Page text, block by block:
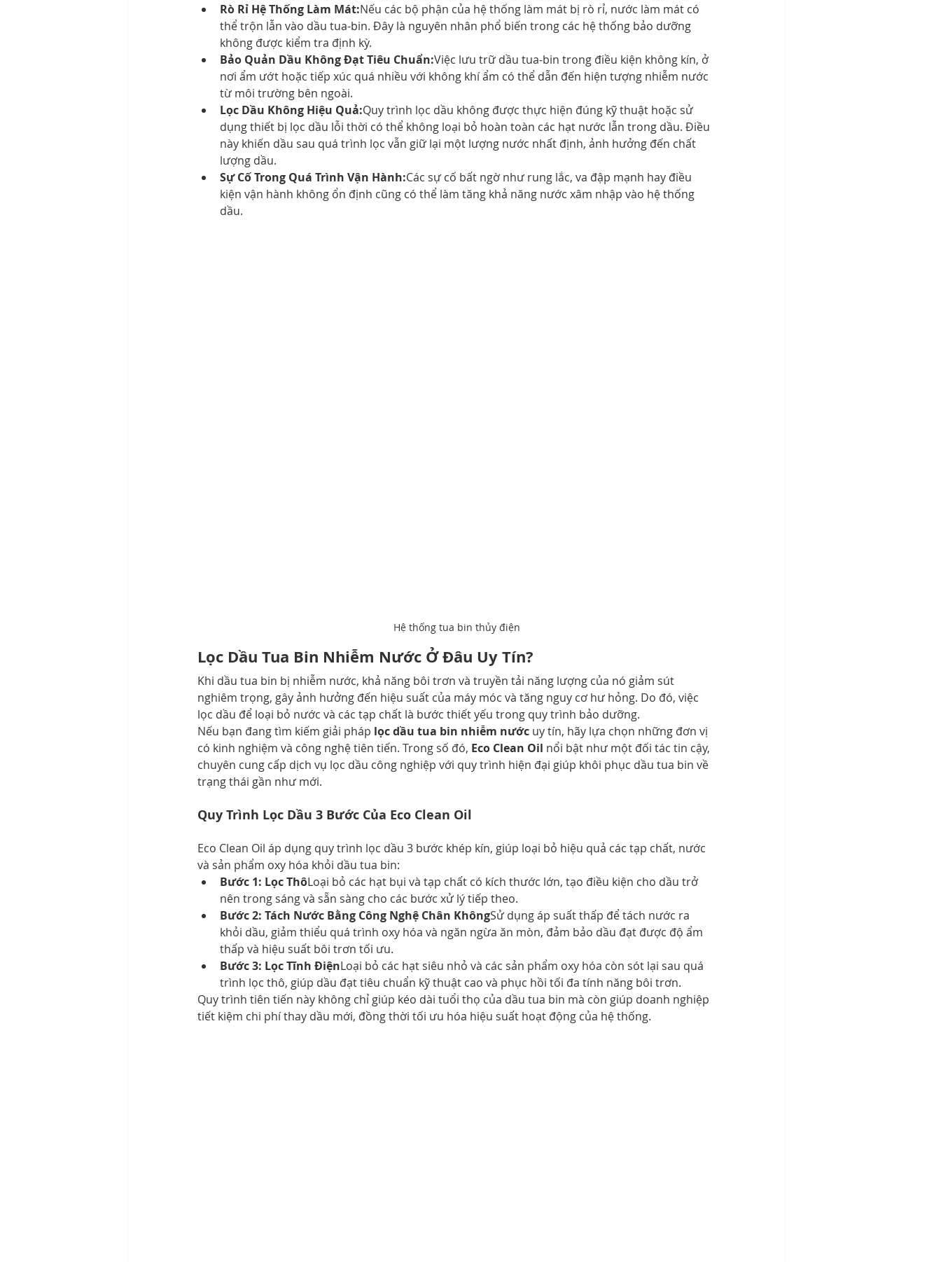
Rò Rỉ Hệ Thống Làm Mát:Nếu các bộ phận của hệ thống làm mát bị rò rỉ, nước làm mát có
thể trộn lẫn vào dầu tua-bin. Đây là nguyên nhân phổ biến trong các hệ thống bảo dưỡng
không được kiểm tra định kỳ.
Bảo Quản Dầu Không Đạt Tiêu Chuẩn:Việc lưu trữ dầu tua-bin trong điều kiện không kín, ở
nơi ẩm ướt hoặc tiếp xúc quá nhiều với không khí ẩm có thể dẫn đến hiện tượng nhiễm nước
từ môi trường bên ngoài.
Lọc Dầu Không Hiệu Quả:Quy trình lọc dầu không được thực hiện đúng kỹ thuật hoặc sử
dụng thiết bị lọc dầu lỗi thời có thể không loại bỏ hoàn toàn các hạt nước lẫn trong dầu. Điều
này khiến dầu sau quá trình lọc vẫn giữ lại một lượng nước nhất định, ảnh hưởng đến chất
lượng dầu.
Sự Cố Trong Quá Trình Vận Hành:Các sự cố bất ngờ như rung lắc, va đập mạnh hay điều
kiện vận hành không ổn định cũng có thể làm tăng khả năng nước xâm nhập vào hệ thống
dầu.
Hệ thống tua bin thủy điện
Lọc Dầu Tua Bin Nhiễm Nước Ở Đâu Uy Tín?
Khi dầu tua bin bị nhiễm nước, khả năng bôi trơn và truyền tải năng lượng của nó giảm sút
nghiêm trọng, gây ảnh hưởng đến hiệu suất của máy móc và tăng nguy cơ hư hỏng. Do đó, việc
lọc dầu để loại bỏ nước và các tạp chất là bước thiết yếu trong quy trình bảo dưỡng.
Nếu bạn đang tìm kiếm giải pháp lọc dầu tua bin nhiễm nước uy tín, hãy lựa chọn những đơn vị
có kinh nghiệm và công nghệ tiên tiến. Trong số đó, Eco Clean Oil nổi bật như một đối tác tin cậy,
chuyên cung cấp dịch vụ lọc dầu công nghiệp với quy trình hiện đại giúp khôi phục dầu tua bin về
trạng thái gần như mới.
Quy Trình Lọc Dầu 3 Bước Của Eco Clean Oil
Eco Clean Oil áp dụng quy trình lọc dầu 3 bước khép kín, giúp loại bỏ hiệu quả các tạp chất, nước
và sản phẩm oxy hóa khỏi dầu tua bin:
Bước 1: Lọc ThôLoại bỏ các hạt bụi và tạp chất có kích thước lớn, tạo điều kiện cho dầu trở
nên trong sáng và sẵn sàng cho các bước xử lý tiếp theo.
Bước 2: Tách Nước Bằng Công Nghệ Chân KhôngSử dụng áp suất thấp để tách nước ra
khỏi dầu, giảm thiểu quá trình oxy hóa và ngăn ngừa ăn mòn, đảm bảo dầu đạt được độ ẩm
thấp và hiệu suất bôi trơn tối ưu.
Bước 3: Lọc Tĩnh ĐiệnLoại bỏ các hạt siêu nhỏ và các sản phẩm oxy hóa còn sót lại sau quá
trình lọc thô, giúp dầu đạt tiêu chuẩn kỹ thuật cao và phục hồi tối đa tính năng bôi trơn.
Quy trình tiên tiến này không chỉ giúp kéo dài tuổi thọ của dầu tua bin mà còn giúp doanh nghiệp
tiết kiệm chi phí thay dầu mới, đồng thời tối ưu hóa hiệu suất hoạt động của hệ thống.